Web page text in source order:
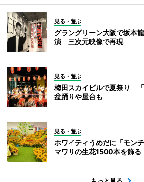
見る・遊ぶ
グラングリーン大阪で坂本
演 三次元映像で再現
見る・遊ぶ
梅田スカイビルで夏祭り
盆踊りや屋台も
見る・遊ぶ
ホワイティうめだに「モン
マワリの生花1500本を飾る